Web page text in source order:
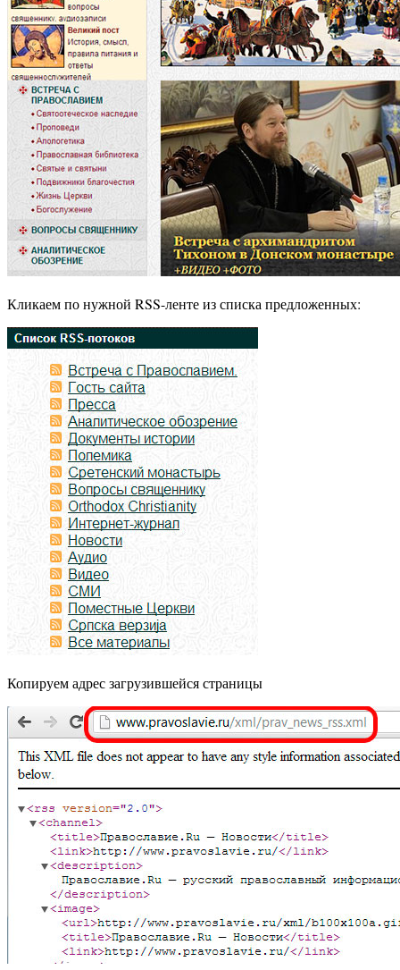
Кликаем по нужной RSS-ленте из списка предложенных:
Копируем адрес загрузившейся страницы